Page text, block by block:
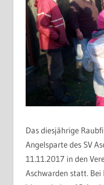
Das diesjährige
Angelsparte des SV
11.11.2017 in den
Aschwarden statt.